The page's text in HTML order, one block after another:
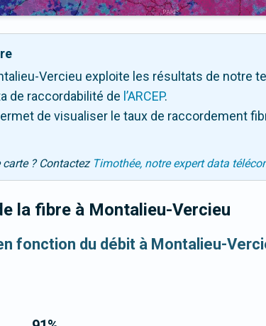
Vercieu exploite les résultats de notre
de raccordabilité de l’ARCEP.
de visualiser le taux de raccordement
? Contactez Timothée, notre expert data
la fibre à Montalieu-Vercieu
fonction du débit à Montalieu-